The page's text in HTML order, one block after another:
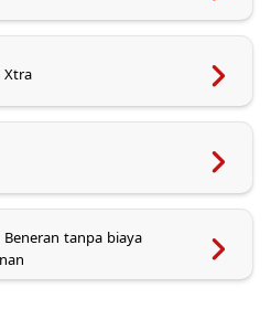
Xtra
Beneran tanpa biaya